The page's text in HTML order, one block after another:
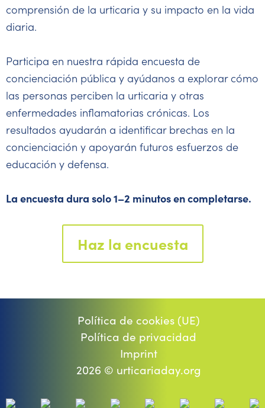
comprensión de la urticaria y su impacto en la vida
diaria.
Participa en nuestra rápida encuesta de
concienciación pública y ayúdanos a explorar cómo
las personas perciben la urticaria y otras
enfermedades inflamatorias crónicas. Los
resultados ayudarán a identificar brechas en la
concienciación y apoyarán futuros esfuerzos de
educación y defensa.
La encuesta dura solo 1–2 minutos en completarse.
Haz la encuesta
Política de cookies (UE)
Política de privacidad
Imprint
2026 © urticariaday.org